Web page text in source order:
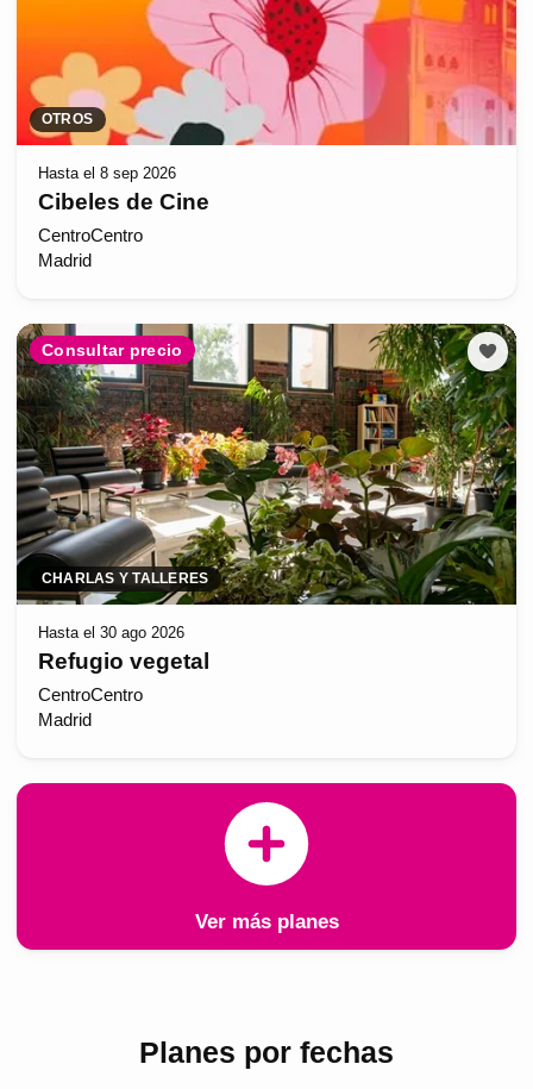
OTROS
Hasta el 8 sep 2026
Cibeles de Cine
CentroCentro
Madrid
Consultar precio
CHARLAS Y TALLERES
Hasta el 30 ago 2026
Refugio vegetal
CentroCentro
Madrid
Ver más planes
Planes por fechas